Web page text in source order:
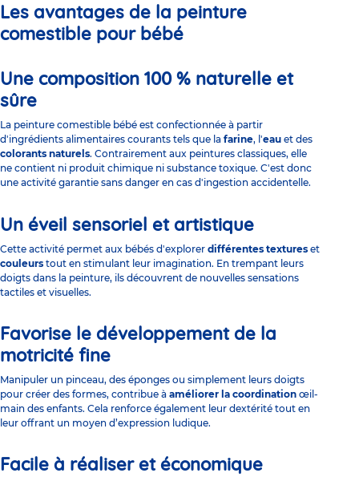
Les avantages de la peinture
comestible pour bébé
Une composition 100 % naturelle et
sûre
La peinture comestible bébé est confectionnée à partir
d'ingrédients alimentaires courants tels que la farine, l'eau et des
colorants naturels. Contrairement aux peintures classiques, elle
ne contient ni produit chimique ni substance toxique. C'est donc
une activité garantie sans danger en cas d'ingestion accidentelle.
Un éveil sensoriel et artistique
Cette activité permet aux bébés d'explorer différentes textures et
couleurs tout en stimulant leur imagination. En trempant leurs
doigts dans la peinture, ils découvrent de nouvelles sensations
tactiles et visuelles.
Favorise le développement de la
motricité fine
Manipuler un pinceau, des éponges ou simplement leurs doigts
pour créer des formes, contribue à améliorer la coordination œil-
main des enfants. Cela renforce également leur dextérité tout en
leur offrant un moyen d’expression ludique.
Facile à réaliser et économique